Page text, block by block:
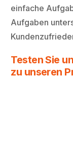
einfache
Aufgaben
Testen Sie
zu unseren